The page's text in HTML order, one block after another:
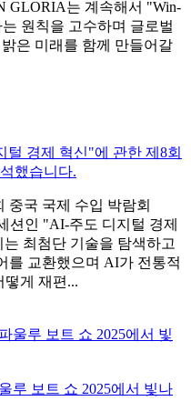
GLORIA는 계속해서 "Win-
원칙을 고수하며 글로벌
은 미래를 함께 만들어갈
털 경제 혁신"에 관한 제8회
했습니다.
중국 국제 수입 박람회
션인 "AI-주도 디지털 경제
최첨단 기술을 탐색하고
를 교환했으며 AI가 전통적
떻게 재편...
루 보트 쇼 2025에서 빛나